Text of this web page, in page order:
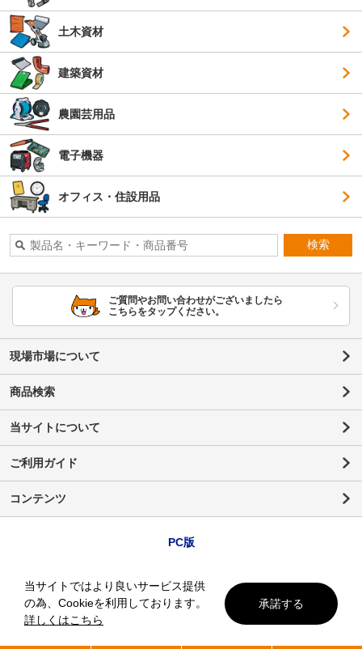
土木資材
建築資材
農園芸用品
電子機器
オフィス・住設用品
検索
ご質問やお問い合わせがございましたら
こちらをタップください。
現場市場について
商品検索
当サイトについて
ご利用ガイド
コンテンツ
PC版
当サイトではより良いサービス提供
の為、Cookieを利用しております。
詳しくはこちら
承諾する